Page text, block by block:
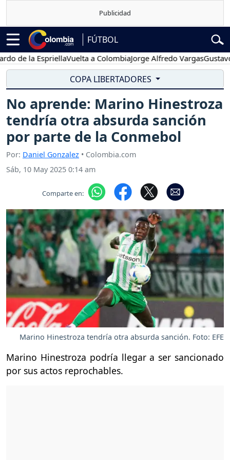
FÚTBOL
la EspriellaVuelta a ColombiaJorge Alfredo VargasGustavo Petro
COPA LIBERTADORES
No aprende: Marino Hinestroza
tendría otra absurda sanción
por parte de la Conmebol
Por: Daniel Gonzalez • Colombia.com
Sáb, 10 May 2025 0:14 am
Comparte en:
Marino Hinestroza tendría otra absurda sanción. Foto: EFE
Marino Hinestroza podría llegar a ser sancionado
por sus actos reprochables.